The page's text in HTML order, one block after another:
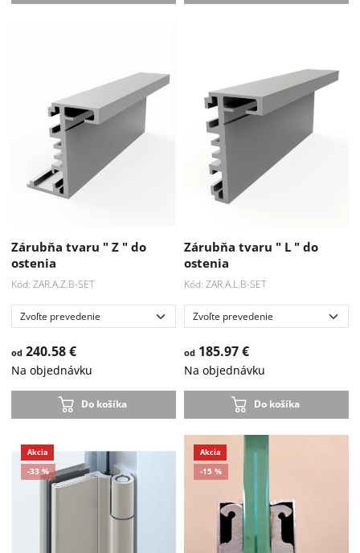
-15 %
Akcia
-15 %
Zárubňa tvaru " Z " do
ostenia
Kód: ZAR.A.Z.B-SET
od240.58 €
Na objednávku
Do košíka
Zárubňa tvaru " L " do
ostenia
Kód: ZAR.A.L.B-SET
od 185.97 €
Na objednávku
Do košíka